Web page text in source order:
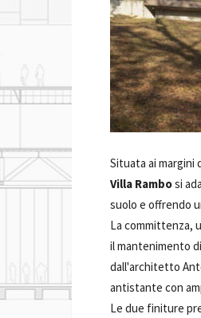
Situata ai margini
Villa Rambosi
suolo e offrendo
La committenza,
il mantenimento
dall'architetto
antistante con
Le due finiture